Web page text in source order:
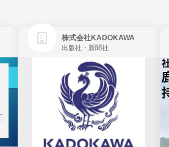
株式会社KADOKAWA
出版社・新聞社